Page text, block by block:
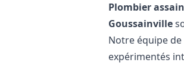
Plombier
Goussainville
Notre équipe
expérimentés